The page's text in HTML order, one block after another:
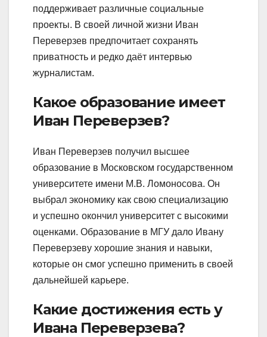
поддерживает различные социальные
проекты. В своей личной жизни Иван
Переверзев предпочитает сохранять
приватность и редко даёт интервью
журналистам.
Какое образование имеет
Иван Переверзев?
Иван Переверзев получил высшее
образование в Московском государственном
университете имени М.В. Ломоносова. Он
выбрал экономику как свою специализацию
и успешно окончил университет с высокими
оценками. Образование в МГУ дало Ивану
Переверзеву хорошие знания и навыки,
которые он смог успешно применить в своей
дальнейшей карьере.
Какие достижения есть у
Ивана Переверзева?